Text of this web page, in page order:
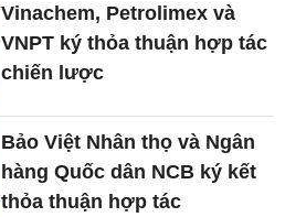
Vinachem, Petrolimex và
VNPT ký thỏa thuận hợp tác
chiến lược
Bảo Việt Nhân thọ và Ngân
hàng Quốc dân NCB ký kết
thỏa thuận hợp tác